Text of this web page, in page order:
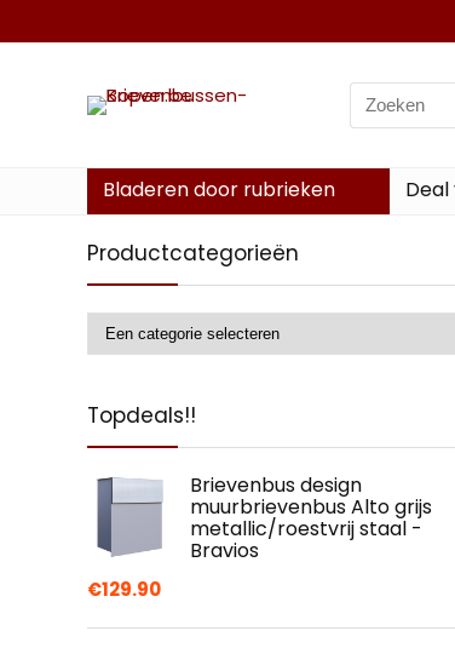
Search
for:
Bladeren door rubrieken
Productcategorieën
Topdeals!!
Brievenbus design
muurbrievenbus Alto grijs
metallic/roestvrij staal -
Bravios
€129.90